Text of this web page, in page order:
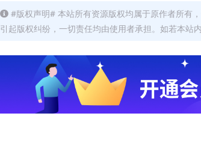
#版权声明# 本站所有资源版权均属于原作者所有
引起版权纠纷，一切责任均由使用者承担。如若本站